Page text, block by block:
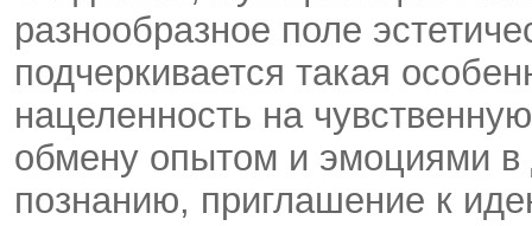
разнообразное поле
подчеркивается такая
нацеленность на
обмену опытом и эмоциями в
познанию, приглашение к